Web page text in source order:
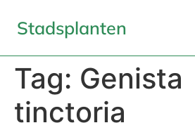
Stadsplanten
Tag: Genista
tinctoria